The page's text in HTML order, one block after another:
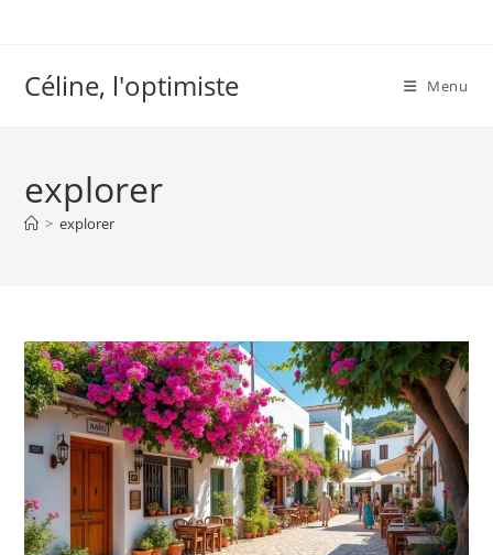
Céline, l'optimiste Menu
explorer
> explorer